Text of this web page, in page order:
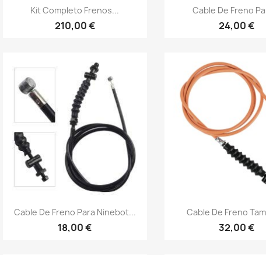
Vista rápida
Kit Completo Frenos...
210,00 €
 Vista
Cable De Freno
24,00 €
Vista rápida
Cable De Freno Para Ninebot...
18,00 €
Vista
Cable De Freno
32,00 €